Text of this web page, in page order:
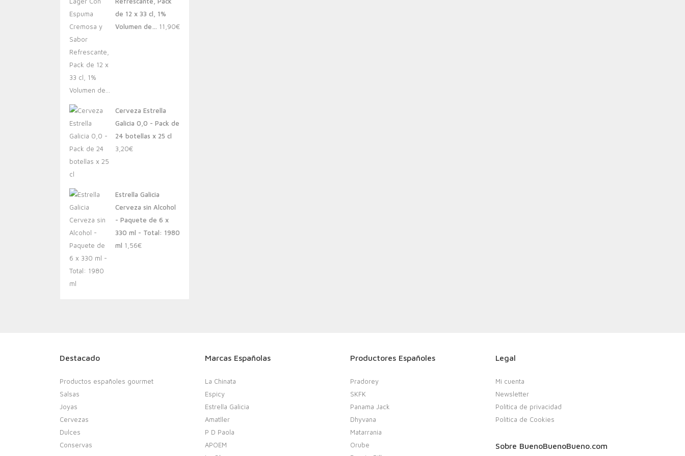
de 12 x 33 cl, 1%
Volumen de… 11,90€
Cerveza Estrella
Galicia 0,0 - Pack de
24 botellas x 25 cl
3,20€
Estrella Galicia
Cerveza sin Alcohol
- Paquete de 6 x
330 ml - Total: 1980
ml 1,56€
Destacado
Productos españoles gourmet
Salsas
Joyas
Cervezas
Dulces
Conservas
Marcas Españolas
La Chinata
Espicy
Estrella Galicia
Amatller
P D Paola
APOEM
Productores Españoles
Pradorey
SKFK
Panama Jack
Dhyvana
Matarrania
Orube
Legal
Mi cuenta
Newsletter
Política de privacidad
Política de Cookies
Sobre BuenoBuenoBueno.com